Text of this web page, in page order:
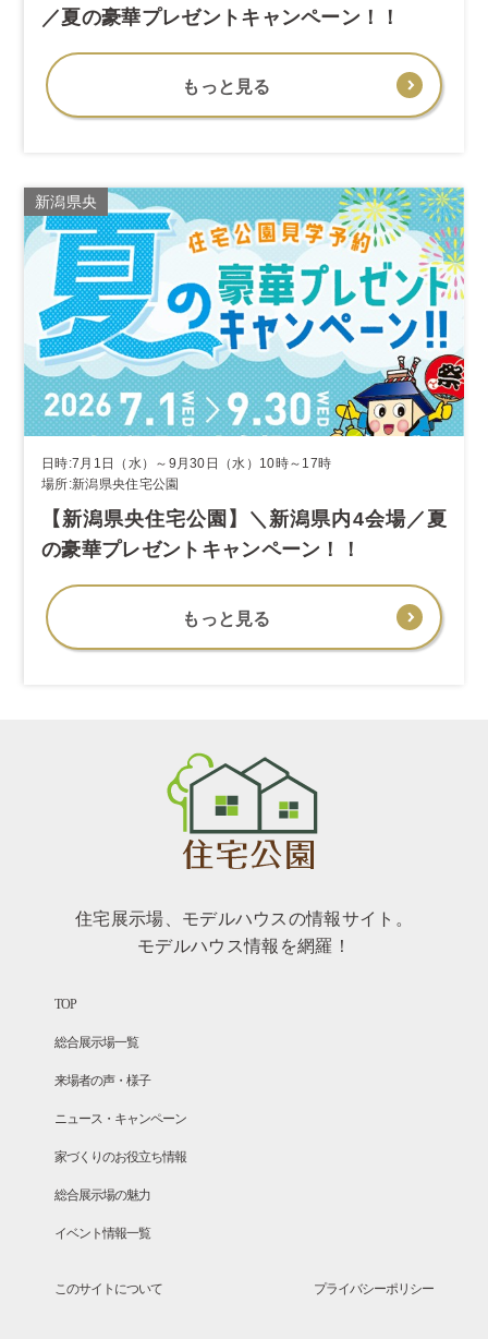
／夏の豪華プレゼントキャンペーン！！
もっと見る
新潟県央
日時:7月1日（水）～9月30日（水）10時～17時
場所:新潟県央住宅公園
【新潟県央住宅公園】＼新潟県内4会場／夏
の豪華プレゼントキャンペーン！！
もっと見る
住宅展示場、モデルハウスの情報サイト。
モデルハウス情報を網羅！
TOP
総合展示場一覧
来場者の声・様子
ニュース・キャンペーン
家づくりのお役立ち情報
総合展示場の魅力
イベント情報一覧
このサイトについて プライバシーポリシー